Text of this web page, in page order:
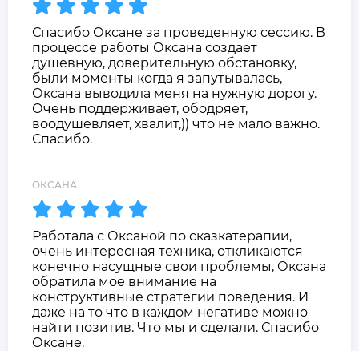
Спасибо Оксане за проведенную сессию. В
процессе работы Оксана создает
душевную, доверительную обстановку,
были моменты когда я запутывалась,
Оксана выводила меня на нужную дорогу.
Очень поддерживает, ободряет,
воодушевляет, хвалит,)) что не мало важно.
Спасибо.
ОКСАНА
Работала с Оксаной по сказкатерапии,
очень интересная техника, откликаются
конечно насущные свои проблемы, Оксана
обратила мое внимание на
конструктивные стратегии поведения. И
даже на то что в каждом негативе можно
найти позитив. Что мы и сделали. Спасибо
Оксане.